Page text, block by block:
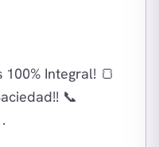
Integral! 🍞
📞